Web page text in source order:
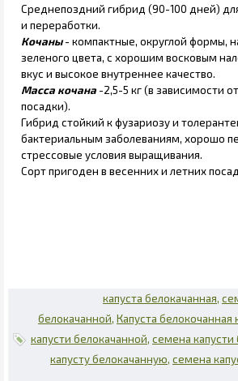
Среднепоздний гибрид (90-100 дней)
и переработки.
Кочаны- компактные, округлой формы,
зеленого цвета, с хорошим восковым
вкус и высокое внутреннее качество.
Масса кочана -2,5-5 кг (в зависимости
посадки).
Гибрид стойкий к фузариозу и
бактериальным заболеваниям, хорошо
стрессовые условия выращивания.
Сорт пригоден в весенних и летних
капуста белокачанная
белокачанной Капуста белокочанная
капусти белокачанной семена капусти
капусту белокачанную семена